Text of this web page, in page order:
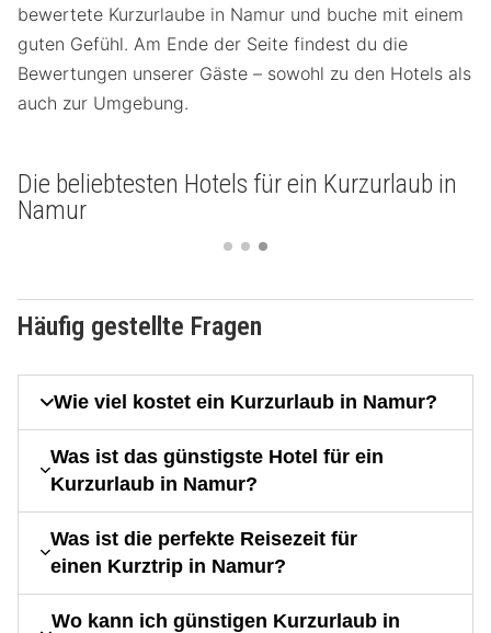
bewertete Kurzurlaube in Namur und buche mit einem
guten Gefühl. Am Ende der Seite findest du die
Bewertungen unserer Gäste – sowohl zu den Hotels als
auch zur Umgebung.
Die beliebtesten Hotels für ein Kurzurlaub in
Namur
Häufig gestellte Fragen
Wie viel kostet ein Kurzurlaub in Namur?
Was ist das günstigste Hotel für ein
Kurzurlaub in Namur?
Was ist die perfekte Reisezeit für
einen Kurztrip in Namur?
Wo kann ich günstigen Kurzurlaub in